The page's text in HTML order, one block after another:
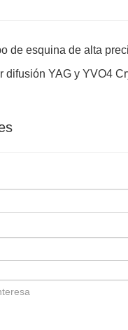
de esquina de alta
difusión YAG y YVO4